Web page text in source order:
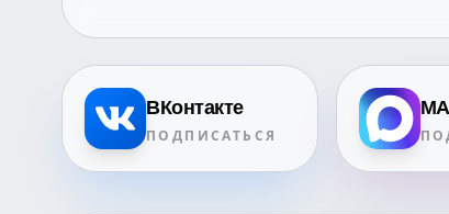
ВКонтакте
ПОДПИСАТЬСЯ